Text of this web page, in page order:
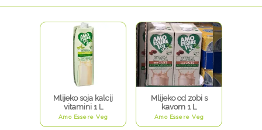
Mlijeko soja kalcij
vitamini 1 L
Amo Essere Veg
Mlijeko od zobi s
kavom 1 L
Amo Essere Veg